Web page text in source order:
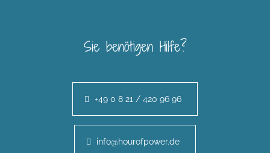
Sie benötigen Hilfe?
+49 0 8 21 / 420 96 96
info@hourofpower.de